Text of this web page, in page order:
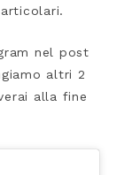
nel post
altri 2
alla fine